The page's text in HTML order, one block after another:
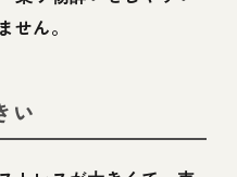
せん。
い